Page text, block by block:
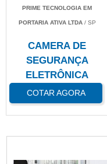
PRIME TECNOLOGIA EM
PORTARIA ATIVA LTDA/ SP
CAMERA DE
SEGURANÇA
ELETRÔNICA
COTAR AGORA